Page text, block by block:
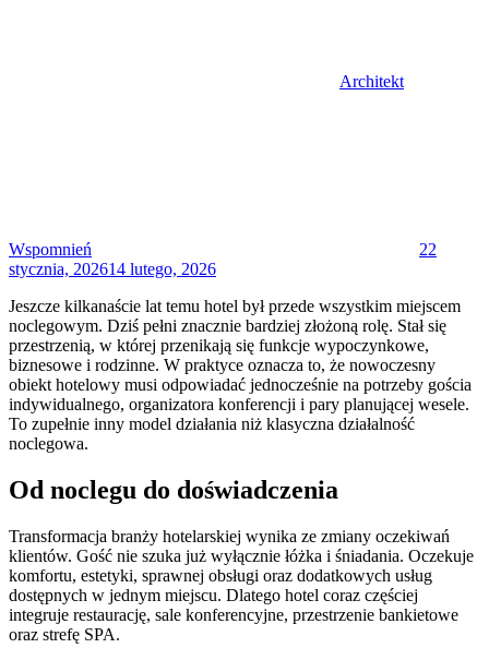
Architekt
Wspomnień
22
stycznia, 202614 lutego, 2026
Jeszcze kilkanaście lat temu hotel był przede wszystkim miejscem
noclegowym. Dziś pełni znacznie bardziej złożoną rolę. Stał się
przestrzenią, w której przenikają się funkcje wypoczynkowe,
biznesowe i rodzinne. W praktyce oznacza to, że nowoczesny
obiekt hotelowy musi odpowiadać jednocześnie na potrzeby gościa
indywidualnego, organizatora konferencji i pary planującej wesele.
To zupełnie inny model działania niż klasyczna działalność
noclegowa.
Od noclegu do doświadczenia
Transformacja branży hotelarskiej wynika ze zmiany oczekiwań
klientów. Gość nie szuka już wyłącznie łóżka i śniadania. Oczekuje
komfortu, estetyki, sprawnej obsługi oraz dodatkowych usług
dostępnych w jednym miejscu. Dlatego hotel coraz częściej
integruje restaurację, sale konferencyjne, przestrzenie bankietowe
oraz strefę SPA.